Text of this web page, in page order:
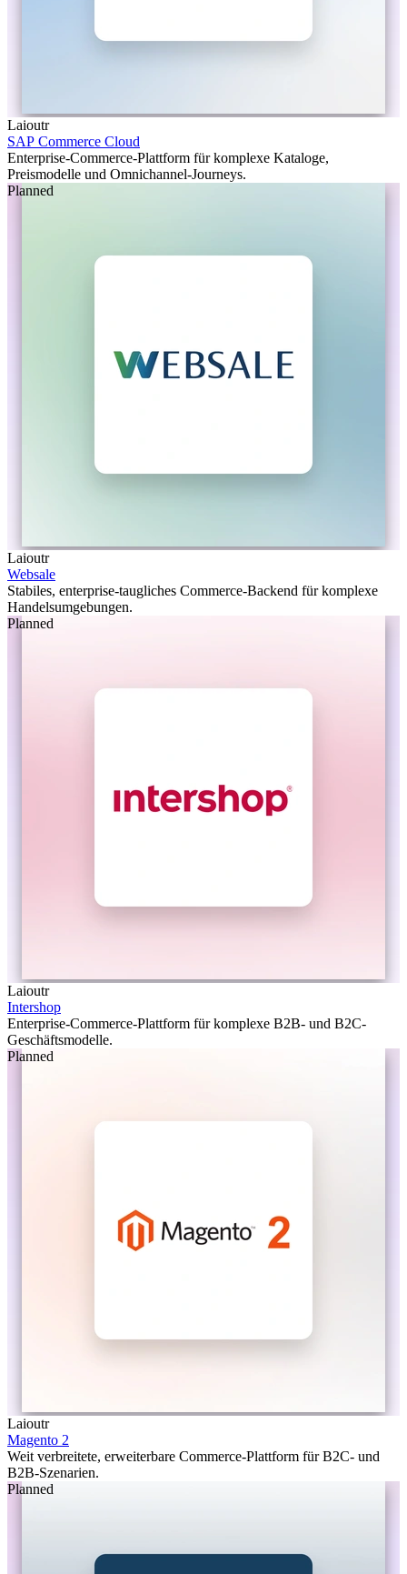
Laioutr
SAP Commerce Cloud
Enterprise-Commerce-Plattform für komplexe Kataloge,
Preismodelle und Omnichannel-Journeys.
Planned
Laioutr
Websale
Stabiles, enterprise-taugliches Commerce-Backend für komplexe
Handelsumgebungen.
Planned
Laioutr
Intershop
Enterprise-Commerce-Plattform für komplexe B2B- und B2C-
Geschäftsmodelle.
Planned
Laioutr
Magento 2
Weit verbreitete, erweiterbare Commerce-Plattform für B2C- und
B2B-Szenarien.
Planned